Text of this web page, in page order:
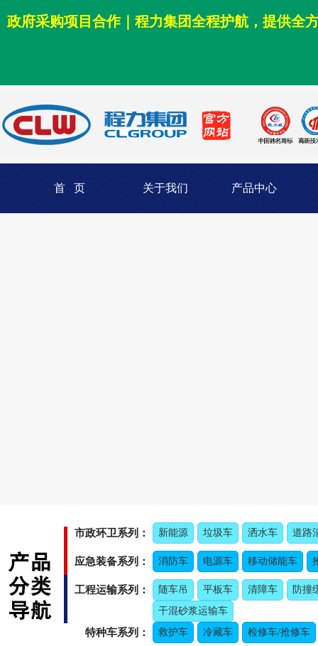
政府采购项目合作｜程力集团全程护航，提供全
首 页 关于我们 产品中心
市政环卫系列： 新能源 垃圾车 洒水车 道路
应急装备系列： 消防车 电源车 移动储能车
工程运输系列： 随车吊 平板车 清障车
防撞
干混砂浆运输车
特种车系列： 救护车 冷藏车 检修车/抢修车